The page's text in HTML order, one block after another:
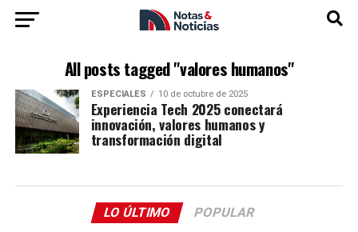
All posts tagged "valores humanos"
ESPECIALES 10 de octubre de 2025
Experiencia Tech 2025 conectará
innovación, valores humanos y
transformación digital
LO ÚLTIMO POPULAR